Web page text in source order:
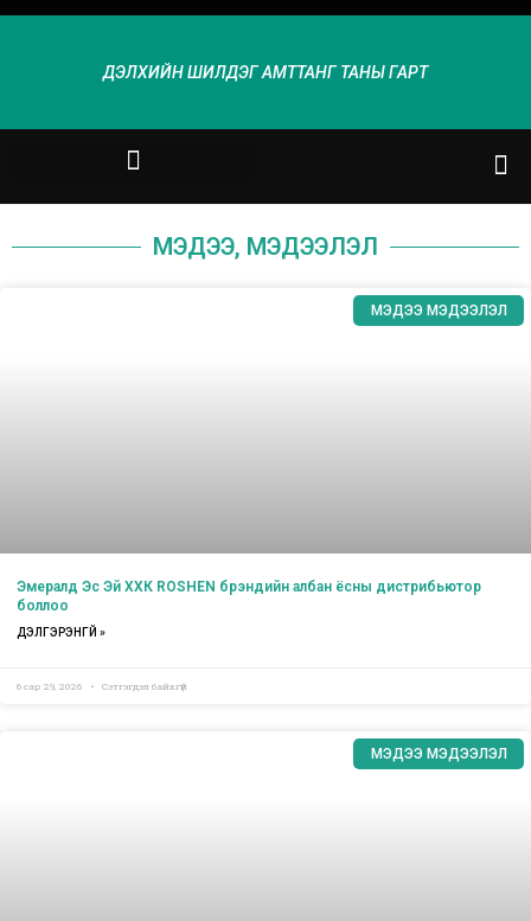
ДЭЛХИЙН ШИЛДЭГ АМТТАНГ ТАНЫ ГАРТ
МЭДЭЭ, МЭДЭЭЛЭЛ
МЭДЭЭ МЭДЭЭЛЭЛ
Эмералд Эс Эй ХХК ROSHEN брэндийн албан ёсны дистрибьютор
боллоо
ДЭЛГЭРЭНГҮЙ »
6 сар 29, 2026 Сэтгэгдэл байхгүй
МЭДЭЭ МЭДЭЭЛЭЛ